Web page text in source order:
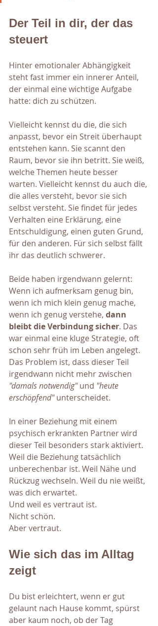
Der Teil in dir, der das
steuert
Hinter emotionaler Abhängigkeit
steht fast immer ein innerer Anteil,
der einmal eine wichtige Aufgabe
hatte: dich zu schützen.
Vielleicht kennst du die, die sich
anpasst, bevor ein Streit überhaupt
entstehen kann. Sie scannt den
Raum, bevor sie ihn betritt. Sie weiß,
welche Themen heute besser
warten. Vielleicht kennst du auch die,
die alles versteht, bevor sie sich
selbst versteht. Sie findet für jedes
Verhalten eine Erklärung, eine
Entschuldigung, einen guten Grund,
für den anderen. Für sich selbst fällt
ihr das deutlich schwerer.
Beide haben irgendwann gelernt:
Wenn ich aufmerksam genug bin,
wenn ich mich klein genug mache,
wenn ich genug verstehe, dann
bleibt die Verbindung sicher. Das
war einmal eine kluge Strategie, oft
schon sehr früh im Leben angelegt.
Das Problem ist, dass dieser Teil
irgendwann nicht mehr zwischen
"damals notwendig" und "heute
erschöpfend" unterscheidet.
In einer Beziehung mit einem
psychisch erkrankten Partner wird
dieser Teil besonders stark aktiviert.
Weil die Beziehung tatsächlich
unberechenbar ist. Weil Nähe und
Rückzug wechseln. Weil du nie weißt,
was dich erwartet.
Und weil es vertraut ist.
Nicht schön.
Aber vertraut.
Wie sich das im Alltag
zeigt
Du bist erleichtert, wenn er gut
gelaunt nach Hause kommt, spürst
aber kaum noch, ob der Tag